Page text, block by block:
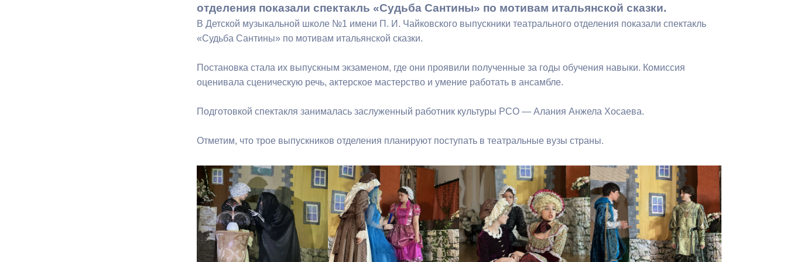
Бесплатная юридическая помощь
Муниципальный контроль Выборы 2026
отделения показали спектакль «Судьба Сантины» по мотивам итальянской сказки.
В Детской музыкальной школе №1 имени П. И. Чайковского выпускники театрального отделения показали спектакль
«Судьба Сантины» по мотивам итальянской сказки.
Постановка стала их выпускным экзаменом, где они проявили полученные за годы обучения навыки. Комиссия
оценивала сценическую речь, актерское мастерство и умение работать в ансамбле.
Подготовкой спектакля занималась заслуженный работник культуры РСО — Алания Анжела Хосаева.
Отметим, что трое выпускников отделения планируют поступать в театральные вузы страны.